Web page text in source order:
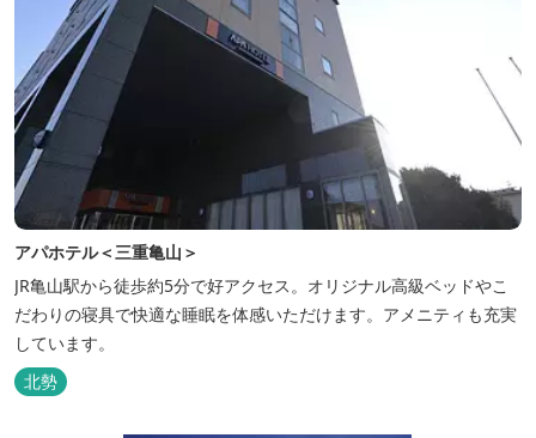
アパホテル＜三重亀山＞
JR亀山駅から徒歩約5分で好アクセス。オリジナル高級ベッドやこ
だわりの寝具で快適な睡眠を体感いただけます。アメニティも充実
しています。
北勢